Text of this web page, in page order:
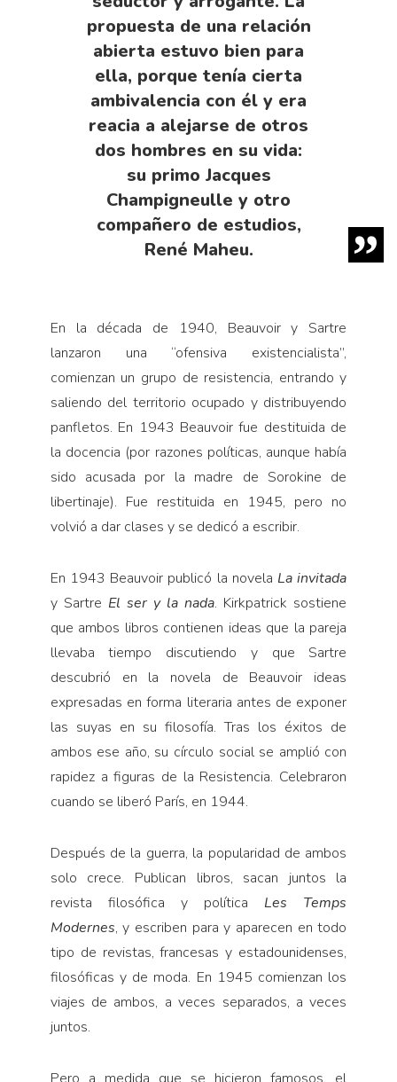
propuesta de una relación
abierta estuvo bien para
ella, porque tenía cierta
ambivalencia con él y era
reacia a alejarse de otros
dos hombres en su vida:
su primo Jacques
Champigneulle y otro
compañero de estudios,
René Maheu.
En la década de 1940, Beauvoir y Sartre
lanzaron una “ofensiva existencialista”,
comienzan un grupo de resistencia, entrando y
saliendo del territorio ocupado y distribuyendo
panfletos. En 1943 Beauvoir fue destituida de
la docencia (por razones políticas, aunque había
sido acusada por la madre de Sorokine de
libertinaje). Fue restituida en 1945, pero no
volvió a dar clases y se dedicó a escribir.
En 1943 Beauvoir publicó la novela La invitada
y Sartre El ser y la nada. Kirkpatrick sostiene
que ambos libros contienen ideas que la pareja
llevaba tiempo discutiendo y que Sartre
descubrió en la novela de Beauvoir ideas
expresadas en forma literaria antes de exponer
las suyas en su filosofía. Tras los éxitos de
ambos ese año, su círculo social se amplió con
rapidez a figuras de la Resistencia. Celebraron
cuando se liberó París, en 1944.
Después de la guerra, la popularidad de ambos
solo crece. Publican libros, sacan juntos la
revista filosófica y política Les Temps
Modernes, y escriben para y aparecen en todo
tipo de revistas, francesas y estadounidenses,
filosóficas y de moda. En 1945 comienzan los
viajes de ambos, a veces separados, a veces
juntos.